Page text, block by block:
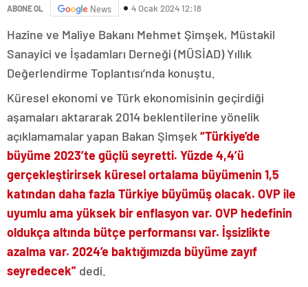
ABONE OL News 4 Ocak 2024 12:18
Hazine ve Maliye Bakanı Mehmet Şimşek, Müstakil
Sanayici ve İşadamları Derneği (MÜSİAD) Yıllık
Değerlendirme Toplantısı’nda konuştu.
Küresel ekonomi ve Türk ekonomisinin geçirdiği
aşamaları aktararak 2014 beklentilerine yönelik
açıklamamalar yapan Bakan Şimşek “Türkiye’de
büyüme 2023’te güçlü seyretti. Yüzde 4,4’ü
gerçekleştirirsek küresel ortalama büyümenin 1,5
katından daha fazla Türkiye büyümüş olacak. OVP ile
uyumlu ama yüksek bir enflasyon var. OVP hedefinin
oldukça altında bütçe performansı var. İşsizlikte
azalma var. 2024’e baktığımızda büyüme zayıf
seyredecek” dedi.